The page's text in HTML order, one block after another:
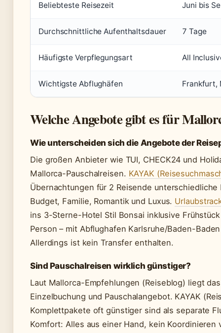
Beliebteste Reisezeit Juni bis
Durchschnittliche Aufenthaltsdauer 7 Tage
Häufigste Verpflegungsart All
Wichtigste Abflughäfen Frankfurt,
Welche Angebote gibt es für
Wie unterscheiden sich die Angebote der
Die großen Anbieter wie TUI, CHECK24 und
Mallorca-Pauschalreisen. KAYAK
Übernachtungen für 2 Reisende
Budget, Familie, Romantik und Luxus.
ins 3-Sterne-Hotel Stil Bonsai inklusive
Person – mit Abflughafen Karlsruhe/Baden-
Allerdings ist kein Transfer enthalten.
Sind Pauschalreisen wirklich günstiger?
Laut Mallorca-Empfehlungen (Reiseblog) liegt
Einzelbuchung und Pauschalangebot. KAYAK
Komplettpakete oft günstiger sind als separate
Komfort: Alles aus einer Hand, kein Koordinieren